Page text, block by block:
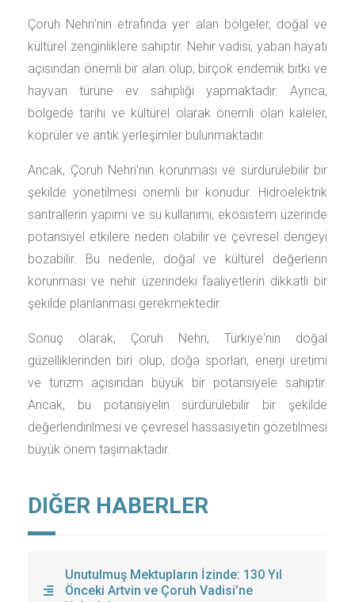
Çoruh Nehri'nin etrafında yer alan bölgeler, doğal ve
kültürel zenginliklere sahiptir. Nehir vadisi, yaban hayatı
açısından önemli bir alan olup, birçok endemik bitki ve
hayvan türüne ev sahipliği yapmaktadır. Ayrıca,
bölgede tarihi ve kültürel olarak önemli olan kaleler,
köprüler ve antik yerleşimler bulunmaktadır.
Ancak, Çoruh Nehri'nin korunması ve sürdürülebilir bir
şekilde yönetilmesi önemli bir konudur. Hidroelektrik
santrallerin yapımı ve su kullanımı, ekosistem üzerinde
potansiyel etkilere neden olabilir ve çevresel dengeyi
bozabilir. Bu nedenle, doğal ve kültürel değerlerin
korunması ve nehir üzerindeki faaliyetlerin dikkatli bir
şekilde planlanması gerekmektedir.
Sonuç olarak, Çoruh Nehri, Türkiye'nin doğal
güzelliklerinden biri olup, doğa sporları, enerji üretimi
ve turizm açısından büyük bir potansiyele sahiptir.
Ancak, bu potansiyelin sürdürülebilir bir şekilde
değerlendirilmesi ve çevresel hassasiyetin gözetilmesi
büyük önem taşımaktadır.
DIĞER HABERLER
Unutulmuş Mektupların İzinde: 130 Yıl
Önceki Artvin ve Çoruh Vadisi’ne